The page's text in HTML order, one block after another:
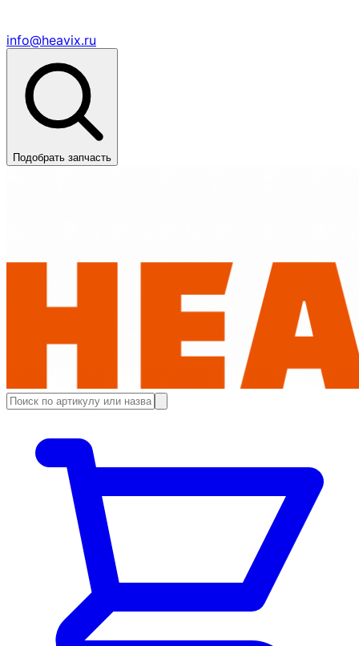
info@heavix.ru
Подобрать запчасть